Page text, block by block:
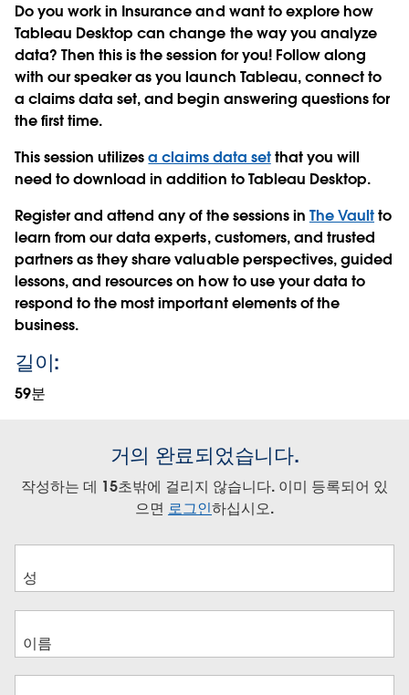
Do you work in Insurance and want to explore how
Tableau Desktop can change the way you analyze
data? Then this is the session for you! Follow along
with our speaker as you launch Tableau, connect to
a claims data set, and begin answering questions for
the first time.
This session utilizesa claims data setthat you will
need to download in addition to Tableau Desktop.
Register and attend any of the sessions in The Vaultto
learn from our data experts, customers, and trusted
partners as they share valuable perspectives, guided
lessons, and resources on how to use your data to
respond to the most important elements of the
business.
길이:
59분
거의 완료되었습니다.
작성하는 데 15초밖에 걸리지 않습니다. 이미 등록되어 있
으면 로그인하십시오.